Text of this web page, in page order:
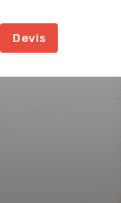
Devis